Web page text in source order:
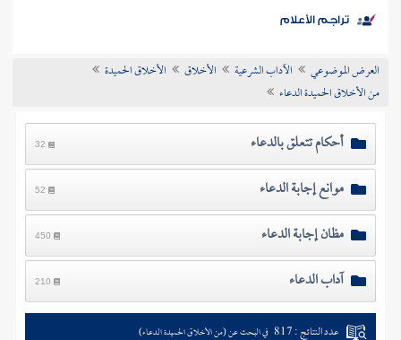
موضوعي
تراجم الأعلام
العرض الموضوعي الآداب الشرعية الأخلاق
الأخلاق الحميدة
من الأخلاق الحميدة الدعاء
أحكام تتعلق بالدعاء 32
موانع إجابة الدعاء 52
مظان إجابة الدعاء 450
آداب الدعاء 210
عدد النتائج : 817 في البحث عن (من الأخلاق الحميدة الدعاء)